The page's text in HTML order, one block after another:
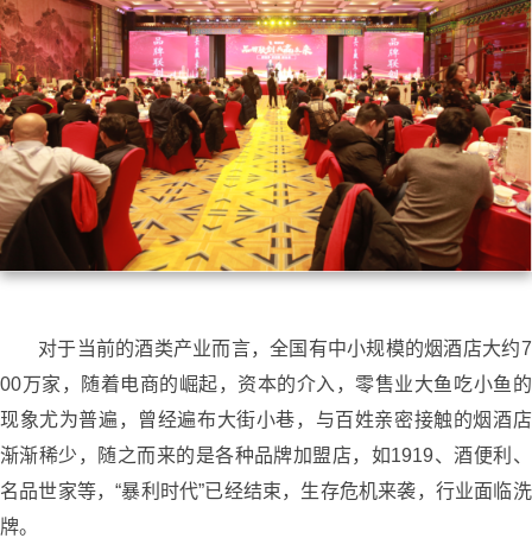
对于当前的酒类产业而言，全国有中小规模的烟酒店大约7
00万家，随着电商的崛起，资本的介入，零售业大鱼吃小鱼的
现象尤为普遍，曾经遍布大街小巷，与百姓亲密接触的烟酒店
渐渐稀少，随之而来的是各种品牌加盟店，如1919、酒便利、
名品世家等，“暴利时代”已经结束，生存危机来袭，行业面临洗
牌。